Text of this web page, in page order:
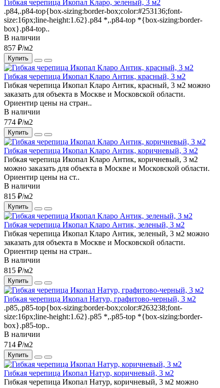
Гибкая черепица Икопал Кларо, зеленый, 3 м2
.p84,.p84-top{box-sizing:border-box;color:#253136;font-
size:16px;line-height:1.62}.p84 *,.p84-top *{box-sizing:border-
box}.p84-top..
В наличии
857 ₽/м2
Купить
Гибкая черепица Икопал Кларо Антик, красный, 3 м2
Гибкая черепица Икопал Кларо Антик, красный, 3 м2 можно
заказать для объекта в Москве и Московской области.
Ориентир цены на стран..
В наличии
774 ₽/м2
Купить
Гибкая черепица Икопал Кларо Антик, коричневый, 3 м2
Гибкая черепица Икопал Кларо Антик, коричневый, 3 м2
можно заказать для объекта в Москве и Московской области.
Ориентир цены на ст..
В наличии
815 ₽/м2
Купить
Гибкая черепица Икопал Кларо Антик, зеленый, 3 м2
Гибкая черепица Икопал Кларо Антик, зеленый, 3 м2 можно
заказать для объекта в Москве и Московской области.
Ориентир цены на стран..
В наличии
815 ₽/м2
Купить
Гибкая черепица Икопал Натур, графитово-черный, 3 м2
.p85,.p85-top{box-sizing:border-box;color:#263238;font-
size:16px;line-height:1.62}.p85 *,.p85-top *{box-sizing:border-
box}.p85-top..
В наличии
714 ₽/м2
Купить
Гибкая черепица Икопал Натур, коричневый, 3 м2
Гибкая черепица Икопал Натур, коричневый, 3 м2 можно